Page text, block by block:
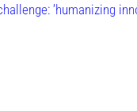
’humanizing